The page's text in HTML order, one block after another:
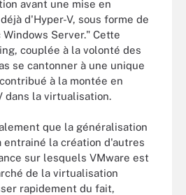
avant une mise en
d'Hyper-V, sous forme de
Server." Cette
couplée à la volonté des
se cantonner à une unique
à la montée en
dans la virtualisation.
que la généralisation
la création d'autres
sur lesquels VMware est
de la virtualisation
rapidement du fait,